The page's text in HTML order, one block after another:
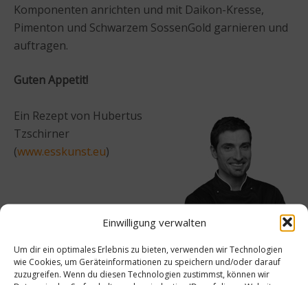
Einwilligung verwalten
Um dir ein optimales Erlebnis zu bieten, verwenden wir Technologien
wie Cookies, um Geräteinformationen zu speichern und/oder darauf
zuzugreifen. Wenn du diesen Technologien zustimmst, können wir
Komponenten anrichten und mit Daikon-Kresse,
Pimenton und Schwarzem SossenGold garnieren und
auftragen.
Guten Appetit!
Ein Rezept von Hubertus
Tzschirner
(www.esskunst.eu)
Beitrag teilen